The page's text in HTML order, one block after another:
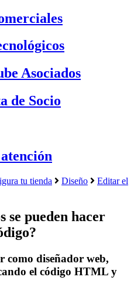
Asociados
de Socio
tu tienda Diseño
Editar el
se pueden hacer
como diseñador web,
el código HTML y